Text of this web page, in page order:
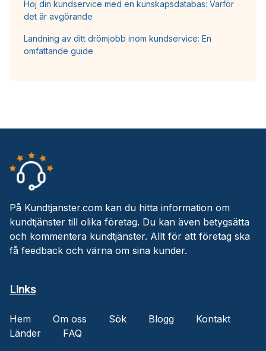
Höj din kundservice med en kunskapsdatabas: Varför
det är avgörande
Landning av ditt drömjobb inom kundservice: En
omfattande guide
På Kundtjanster.com kan du hitta information om
kundtjänster till olika företag. Du kan även betygsätta
och kommentera kundtjänster. Allt för att företag ska
få feedback och värna om sina kunder.
Links
Hem Om oss Sök Blogg
Kontakt
Länder
FAQ